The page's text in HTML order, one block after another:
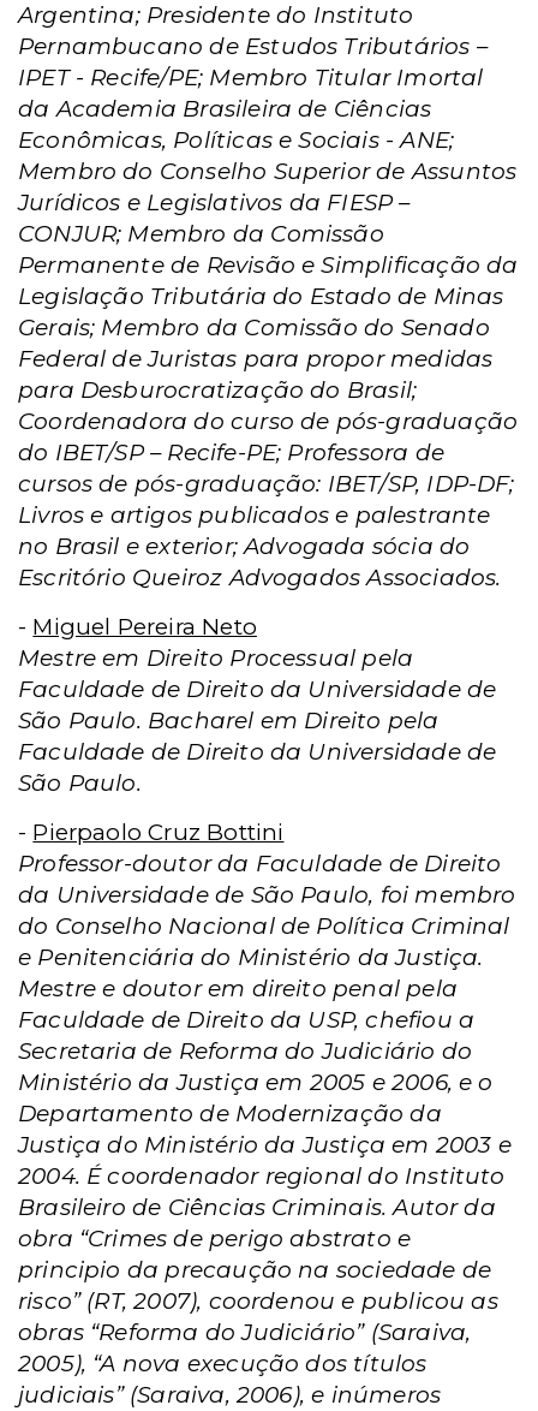
Argentina; Presidente do Instituto
Pernambucano de Estudos Tributários –
IPET - Recife/PE; Membro Titular Imortal
da Academia Brasileira de Ciências
Econômicas, Políticas e Sociais - ANE;
Membro do Conselho Superior de Assuntos
Jurídicos e Legislativos da FIESP –
CONJUR; Membro da Comissão
Permanente de Revisão e Simplificação da
Legislação Tributária do Estado de Minas
Gerais; Membro da Comissão do Senado
Federal de Juristas para propor medidas
para Desburocratização do Brasil;
Coordenadora do curso de pós-graduação
do IBET/SP – Recife-PE; Professora de
cursos de pós-graduação: IBET/SP, IDP-DF;
Livros e artigos publicados e palestrante
no Brasil e exterior; Advogada sócia do
Escritório Queiroz Advogados Associados.
- Miguel Pereira Neto
Mestre em Direito Processual pela
Faculdade de Direito da Universidade de
São Paulo. Bacharel em Direito pela
Faculdade de Direito da Universidade de
São Paulo.
- Pierpaolo Cruz Bottini
Professor-doutor da Faculdade de Direito
da Universidade de São Paulo, foi membro
do Conselho Nacional de Política Criminal
e Penitenciária do Ministério da Justiça.
Mestre e doutor em direito penal pela
Faculdade de Direito da USP, chefiou a
Secretaria de Reforma do Judiciário do
Ministério da Justiça em 2005 e 2006, e o
Departamento de Modernização da
Justiça do Ministério da Justiça em 2003 e
2004. É coordenador regional do Instituto
Brasileiro de Ciências Criminais. Autor da
obra “Crimes de perigo abstrato e
principio da precaução na sociedade de
risco” (RT, 2007), coordenou e publicou as
obras “Reforma do Judiciário” (Saraiva,
2005), “A nova execução dos títulos
judiciais” (Saraiva, 2006), e inúmeros